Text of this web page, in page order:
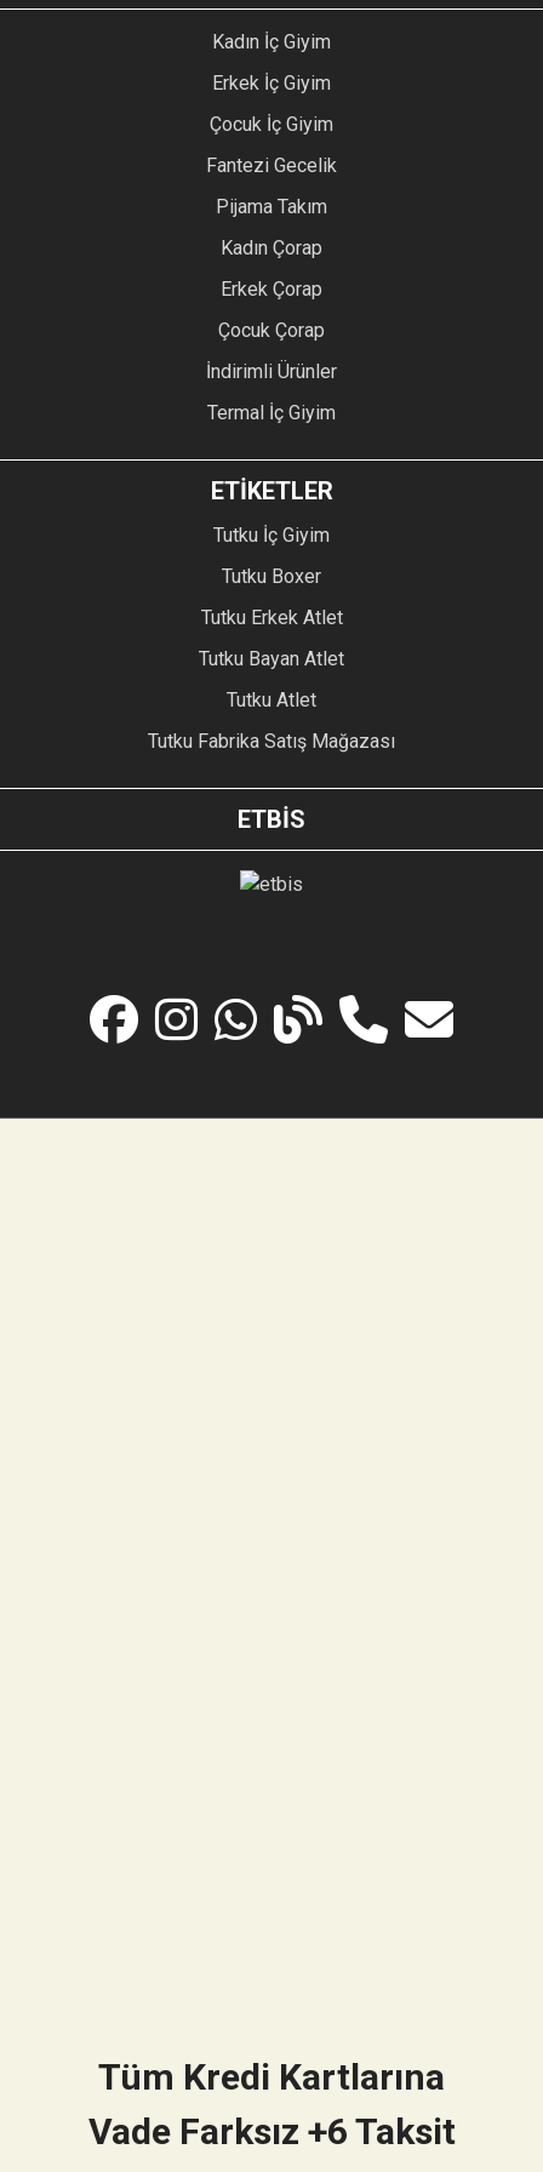
Kadın İç Giyim
Erkek İç Giyim
Çocuk İç Giyim
Fantezi Gecelik
Pijama Takım
Kadın Çorap
Erkek Çorap
Çocuk Çorap
İndirimli Ürünler
Termal İç Giyim
ETİKETLER
Tutku İç Giyim
Tutku Boxer
Tutku Erkek Atlet
Tutku Bayan Atlet
Tutku Atlet
Tutku Fabrika Satış Mağazası
ETBİS
Tüm Kredi Kartlarına
Vade Farksız +6 Taksit